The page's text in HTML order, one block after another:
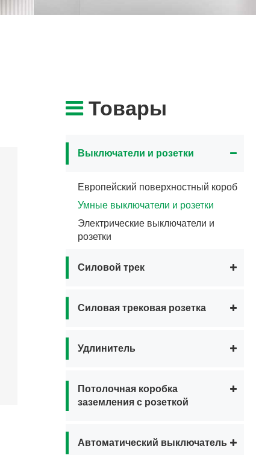
Товары
Выключатели и розетки
Европейский поверхностный короб
Умные выключатели и розетки
Электрические выключатели и
розетки
Силовой трек
Силовая трековая розетка
Удлинитель
Потолочная коробка
заземления с розеткой
Автоматический выключатель